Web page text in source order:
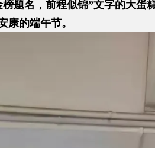
题名，前程似锦”文字的大蛋
的端午节。